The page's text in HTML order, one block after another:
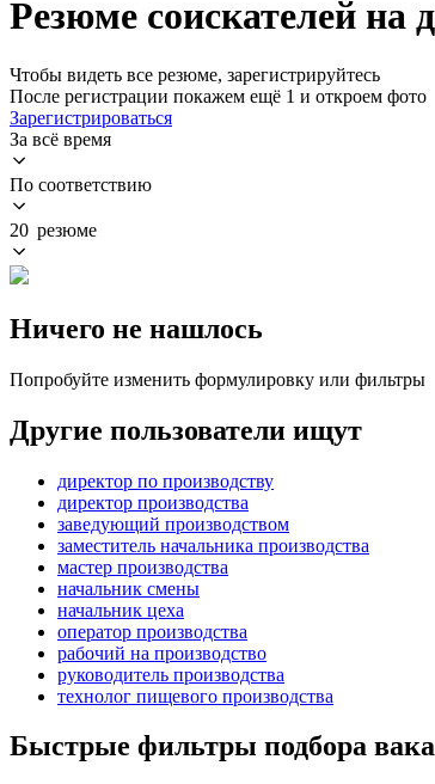
Резюме соискателей на
Чтобы видеть все резюме, зарегистрируйтесь
После регистрации покажем ещё 1 и откроем фото
Зарегистрироваться
За всё время
По соответствию
20 резюме
Ничего не нашлось
Попробуйте изменить формулировку или фильтры
Другие пользователи ищут
директор по производству
директор производства
заведующий производством
заместитель начальника производства
мастер производства
начальник смены
начальник цеха
оператор производства
рабочий на производство
руководитель производства
технолог пищевого производства
Быстрые фильтры подбора